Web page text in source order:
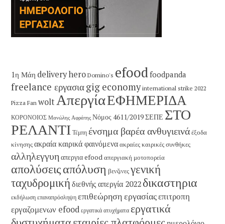
1η Μάη delivery hero Domino's efoodfoodpanda
freelance εργασιαgig economy international strike 2022
Pizza Fan woltΑπεργίαΕΦΗΜΕΡΙΔΑ
ΚΟΡΟΝΟΙΟΣ Μανώλης Αφράτης Νόμος 4611/2019ΣΕΠΕ ΣΤΟ
ΡΕΛΑΝΤΙ Τέμπη ένσημα βαρέα ανθυγιεινάέξοδα
κίνησηςακραία καιρικά φαινόμεναακραίες καιρικές συνθήκες
αλληλεγγυη απεργια efood απεργιακή μοτοπορεία
απολύσειςαπόλυση βενζινεςγενική
ταχυδρομική διεθνής απεργία 2022 δικαστηρια
εκδήλωση επαναπρόσληψη επιθεώρηση εργασίαςεπιτροπη
εργαζομενων efood εργατικά ατυχήματα εργατικά